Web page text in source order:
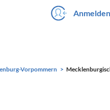
Anmelden
Vorpommern